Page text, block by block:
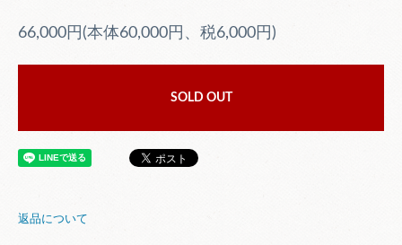
66,000円(本体60,000円、税6,000円)
SOLD OUT
返品について